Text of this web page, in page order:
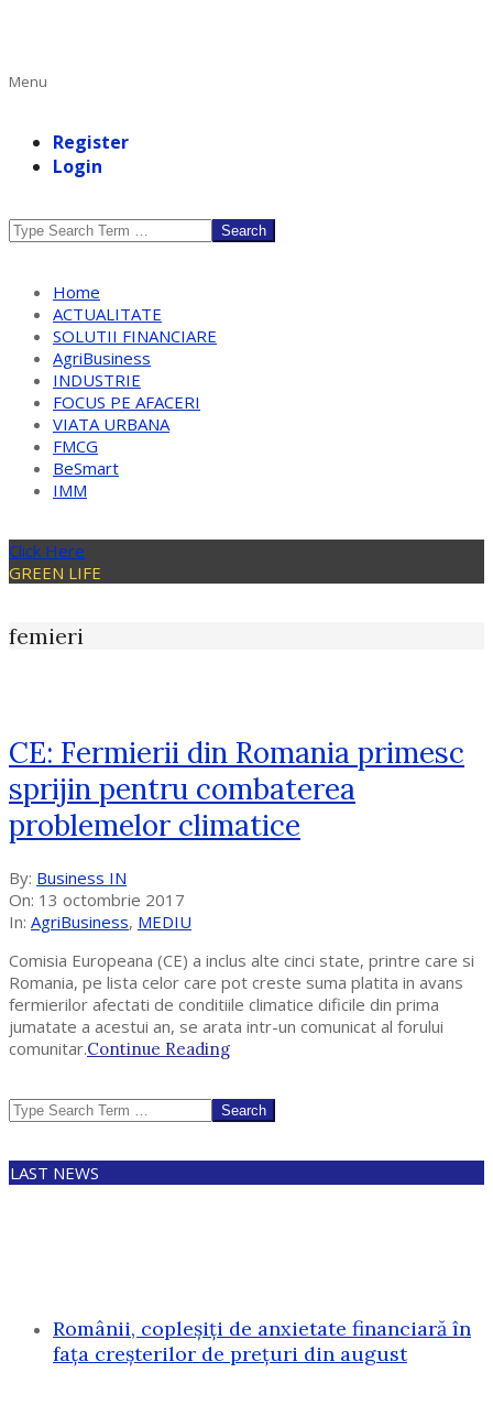
Primary
Menu
Register
Login
Search
Home
ACTUALITATE
SOLUTII FINANCIARE
AgriBusiness
INDUSTRIE
FOCUS PE AFACERI
VIATA URBANA
FMCG
BeSmart
IMM
Click Here
GREEN LIFE
femieri
CE: Fermierii din Romania primesc
sprijin pentru combaterea
problemelor climatice
2017-
10-
13
By: Business IN
On: 13 octombrie 2017
In: AgriBusiness, MEDIU
Comisia Europeana (CE) a inclus alte cinci state, printre care si
Romania, pe lista celor care pot creste suma platita in avans
fermierilor afectati de conditiile climatice dificile din prima
jumatate a acestui an, se arata intr-un comunicat al forului
comunitar.Continue Reading
Search
LAST NEWS
Românii, copleșiți de anxietate financiară în
fața creșterilor de prețuri din august